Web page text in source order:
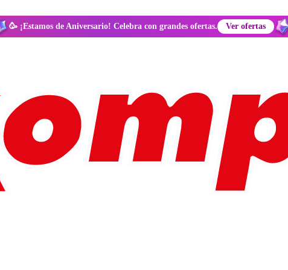
🥳 ¡Estamos de Aniversario! Celebra con grandes ofertas. Ver ofertas